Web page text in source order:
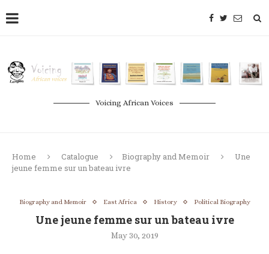
Voicing African Voices
Home Catalogue Biography and Memoir
Une
jeune femme sur un bateau ivre
Biography and Memoir East Africa History Political Biography
Une jeune femme sur un bateau ivre
May 30, 2019